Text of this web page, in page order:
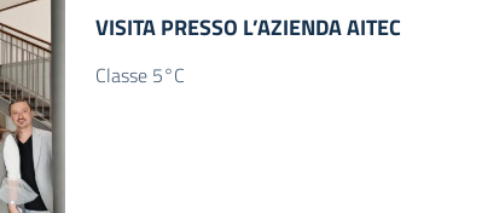
VISITA PRESSO L’AZIENDA AITEC
Classe 5°C